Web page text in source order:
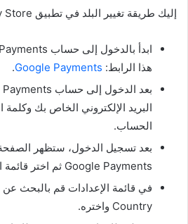
إليك طريقة تغيير البلد في تطبيق Google Play Store:
هذا الرابط: Google Payments
.
البريد الإلكتروني الخاص بك وكلمة
الحساب.
بعد تسجيل الدخول، ستظهر
Google Payments ثم اختر قائمة الإعدادات Settings.
Country واختره.